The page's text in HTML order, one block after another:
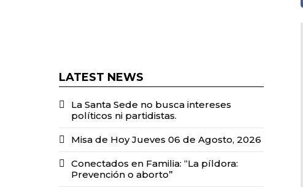
LATEST NEWS
La Santa Sede no busca intereses
políticos ni partidistas.
Misa de Hoy Jueves 06 de Agosto, 2026
Conectados en Familia: “La píldora:
Prevención o aborto”